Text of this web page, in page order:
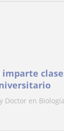
imparte
Doctor en